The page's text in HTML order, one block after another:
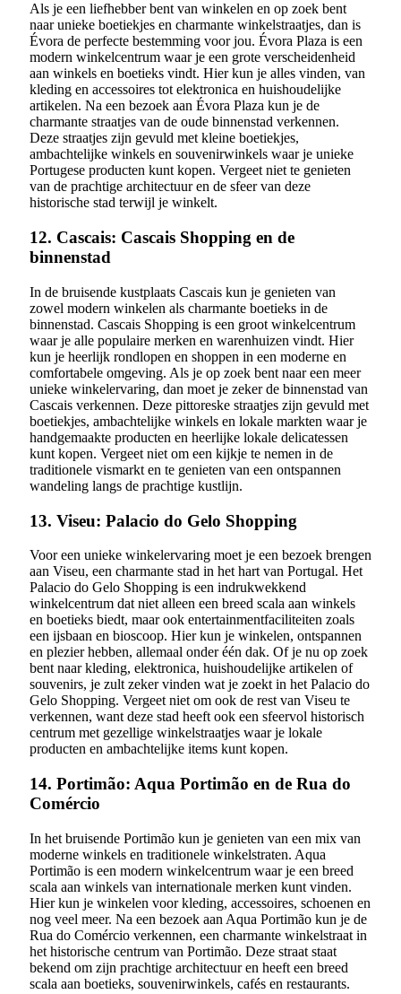
Als je een liefhebber bent van winkelen en op zoek bent
naar unieke boetiekjes en charmante winkelstraatjes, dan is
Évora de perfecte bestemming voor jou. Évora Plaza is een
modern winkelcentrum waar je een grote verscheidenheid
aan winkels en boetieks vindt. Hier kun je alles vinden, van
kleding en accessoires tot elektronica en huishoudelijke
artikelen. Na een bezoek aan Évora Plaza kun je de
charmante straatjes van de oude binnenstad verkennen.
Deze straatjes zijn gevuld met kleine boetiekjes,
ambachtelijke winkels en souvenirwinkels waar je unieke
Portugese producten kunt kopen. Vergeet niet te genieten
van de prachtige architectuur en de sfeer van deze
historische stad terwijl je winkelt.
12. Cascais: Cascais Shopping en de
binnenstad
In de bruisende kustplaats Cascais kun je genieten van
zowel modern winkelen als charmante boetieks in de
binnenstad. Cascais Shopping is een groot winkelcentrum
waar je alle populaire merken en warenhuizen vindt. Hier
kun je heerlijk rondlopen en shoppen in een moderne en
comfortabele omgeving. Als je op zoek bent naar een meer
unieke winkelervaring, dan moet je zeker de binnenstad van
Cascais verkennen. Deze pittoreske straatjes zijn gevuld met
boetiekjes, ambachtelijke winkels en lokale markten waar je
handgemaakte producten en heerlijke lokale delicatessen
kunt kopen. Vergeet niet om een kijkje te nemen in de
traditionele vismarkt en te genieten van een ontspannen
wandeling langs de prachtige kustlijn.
13. Viseu: Palacio do Gelo Shopping
Voor een unieke winkelervaring moet je een bezoek brengen
aan Viseu, een charmante stad in het hart van Portugal. Het
Palacio do Gelo Shopping is een indrukwekkend
winkelcentrum dat niet alleen een breed scala aan winkels
en boetieks biedt, maar ook entertainmentfaciliteiten zoals
een ijsbaan en bioscoop. Hier kun je winkelen, ontspannen
en plezier hebben, allemaal onder één dak. Of je nu op zoek
bent naar kleding, elektronica, huishoudelijke artikelen of
souvenirs, je zult zeker vinden wat je zoekt in het Palacio do
Gelo Shopping. Vergeet niet om ook de rest van Viseu te
verkennen, want deze stad heeft ook een sfeervol historisch
centrum met gezellige winkelstraatjes waar je lokale
producten en ambachtelijke items kunt kopen.
14. Portimão: Aqua Portimão en de Rua do
Comércio
In het bruisende Portimão kun je genieten van een mix van
moderne winkels en traditionele winkelstraten. Aqua
Portimão is een modern winkelcentrum waar je een breed
scala aan winkels van internationale merken kunt vinden.
Hier kun je winkelen voor kleding, accessoires, schoenen en
nog veel meer. Na een bezoek aan Aqua Portimão kun je de
Rua do Comércio verkennen, een charmante winkelstraat in
het historische centrum van Portimão. Deze straat staat
bekend om zijn prachtige architectuur en heeft een breed
scala aan boetieks, souvenirwinkels, cafés en restaurants.